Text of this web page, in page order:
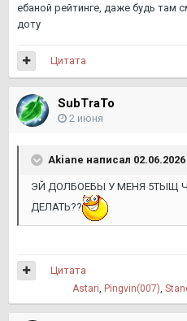
ебаной рейтинге, даже будь там
доту
Цитата
SubTraTo
2 июня
Akiane написал 02.06.2026
ЭЙ ДОЛБОЕБЫ У МЕНЯ 5ТЫЩ
ДЕЛАТЬ??
Astari, Pingvin(007),
Цитата